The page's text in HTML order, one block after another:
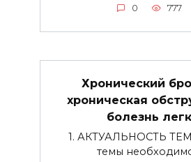
0 777
Хронический
хроническая
болезнь
1. АКТУАЛЬНОСТЬ
темы